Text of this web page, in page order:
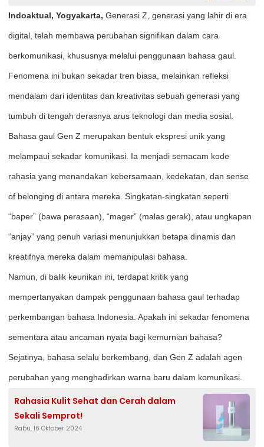
Indoaktual, Yogyakarta, Generasi Z, generasi yang lahir di era
digital, telah membawa perubahan signifikan dalam cara
berkomunikasi, khususnya melalui penggunaan bahasa gaul.
Fenomena ini bukan sekadar tren biasa, melainkan refleksi
mendalam dari identitas dan kreativitas sebuah generasi yang
tumbuh di tengah derasnya arus teknologi dan media sosial.
Bahasa gaul Gen Z merupakan bentuk ekspresi unik yang
melampaui sekadar komunikasi. Ia menjadi semacam kode
rahasia yang menandakan kebersamaan, kedekatan, dan sense
of belonging di antara mereka. Singkatan-singkatan seperti
“baper” (bawa perasaan), “mager” (malas gerak), atau ungkapan
“anjay” yang penuh variasi menunjukkan betapa dinamis dan
kreatifnya mereka dalam memanipulasi bahasa.
Namun, di balik keunikan ini, terdapat kritik yang
mempertanyakan dampak penggunaan bahasa gaul terhadap
perkembangan bahasa Indonesia. Apakah ini sekadar fenomena
sementara atau ancaman nyata bagi kemurnian bahasa?
Sejatinya, bahasa selalu berkembang, dan Gen Z adalah agen
perubahan yang menghadirkan warna baru dalam komunikasi.
Rahasia Kulit Sehat dan Cerah dalam
Sekali Semprot!
Rabu, 16 Oktober 2024